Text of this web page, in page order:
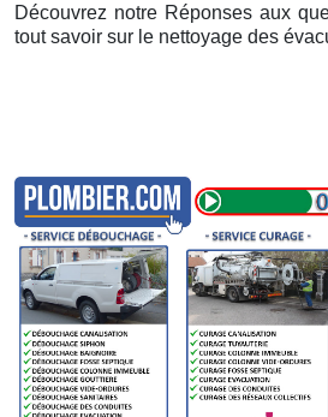
Découvrez notre Réponses aux
tout savoir sur le nettoyage des